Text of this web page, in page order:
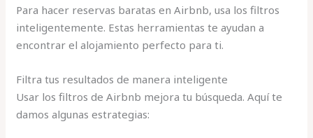
Para hacer reservas baratas en Airbnb, usa los filtros
inteligentemente. Estas herramientas te ayudan a
encontrar el alojamiento perfecto para ti.
Filtra tus resultados de manera inteligente
Usar los filtros de Airbnb mejora tu búsqueda. Aquí te
damos algunas estrategias: